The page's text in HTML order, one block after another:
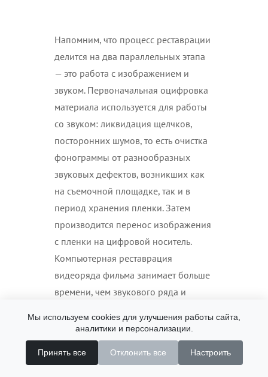
Напомним, что процесс реставрации
делится на два параллельных этапа
— это работа с изображением и
звуком. Первоначальная оцифровка
материала используется для работы
со звуком: ликвидация щелчков,
посторонних шумов, то есть очистка
фонограммы от разнообразных
звуковых дефектов, возникших как
на съемочной площадке, так и в
период хранения пленки. Затем
производится перенос изображения
с пленки на цифровой носитель.
Компьютерная реставрация
видеоряда фильма занимает больше
времени, чем звукового ряда и
от сложности материала). Перед
реставраторами стоит задача
определиться с цветовым решением
Мы используем cookies для улучшения работы сайта,
аналитики и персонализации.
Принять все Отклонить все Настроить